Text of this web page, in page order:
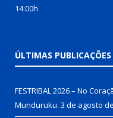
14:00h
ÚLTIMAS PUBLICAÇÕES
FESTRIBAL 2026 – No
Munduruku. 3 de agosto